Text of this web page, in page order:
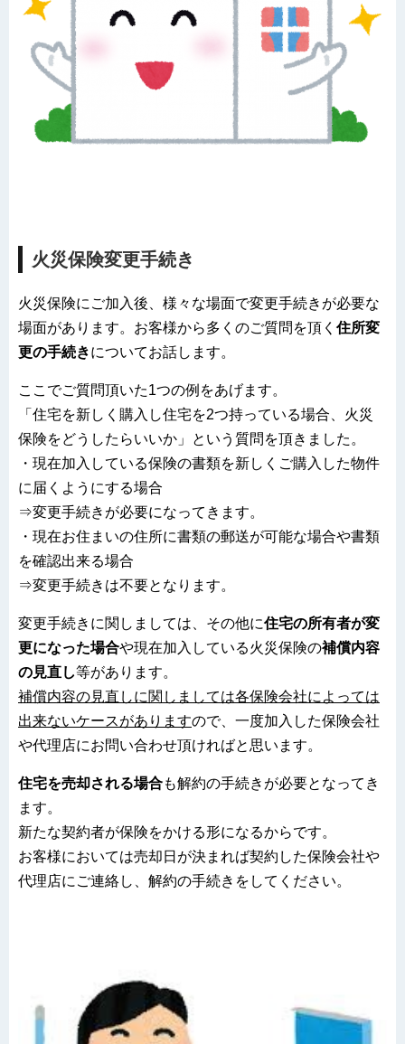
火災保険変更手続き
火災保険にご加入後、様々な場面で変更手続きが必要な
場面があります。お客様から多くのご質問を頂く 住所変
更の手続きについてお話します。
ここでご質問頂いた1つの例をあげます。
「住宅を新しく購入し住宅を2つ持っている場合、火災
保険をどうしたらいいか」という質問を頂きました。
・現在加入している保険の書類を新しくご購入した物件
に届くようにする場合
⇒変更手続きが必要になってきます。
・現在お住まいの住所に書類の郵送が可能な場合や書類
を確認出来る場合
⇒変更手続きは不要となります。
変更手続きに関しましては、その他に住宅の所有者が変
更になった場合や現在加入している火災保険の補償内容
の見直し等があります。
補償内容の見直しに関しましては各保険会社によっては
出来ないケースがありますので、一度加入した保険会社
や代理店にお問い合わせ頂ければと思います。
住宅を売却される場合も解約の手続きが必要となってき
ます。
新たな契約者が保険をかける形になるからです。
お客様においては売却日が決まれば契約した保険会社や
代理店にご連絡し、解約の手続きをしてください。